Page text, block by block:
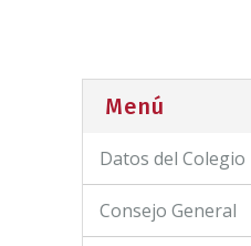
Menú
Datos del Colegio
Consejo General